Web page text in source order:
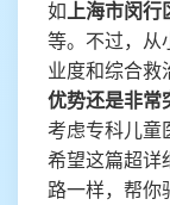
如 上海市闵
等。不过，从
业度和综合救
优势还是非常
考虑专科儿童
希望这篇超详
路一样，帮你